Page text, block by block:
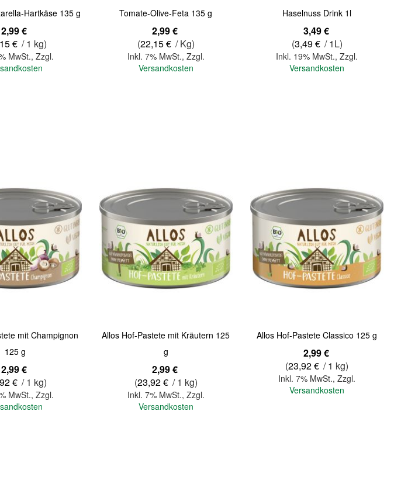
Hartkäse 135 g
2,99 €
€ / 1 kg)
MwSt., Zzgl.
Tomate-Olive-Feta 135 g
2,99 €
(22,15 € / Kg)
Inkl. 7% MwSt., Zzgl.
Versandkosten
Quickview
Haselnuss Drink 1l
3,49 €
(3,49 € / 1L)
Inkl. 19% MwSt.,Zzgl.
Versandkosten
Quickview
mit Champignon
125 g
2,99 €
€ / 1 kg)
MwSt., Zzgl.
Allos Hof-Pastete mit Kräutern 125
g
2,99 €
(23,92 € / 1 kg)
Inkl. 7% MwSt., Zzgl.
Versandkosten
Allos Hof-Pastete Classico 125 g
2,99 €
(23,92 € / 1 kg)
Inkl. 7% MwSt.,Zzgl.
Versandkosten